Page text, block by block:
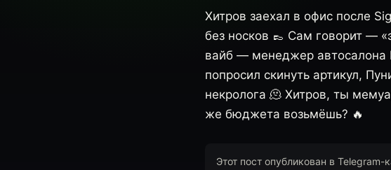
Хитров заехал в офис после
без носков 👞 Сам говорит —
вайб — менеджер автосалона
попросил скинуть артикул,
некролога 🫠 Хитров, ты
же бюджета возьмёшь? 🔥
Этот пост опубликован в Telegram-